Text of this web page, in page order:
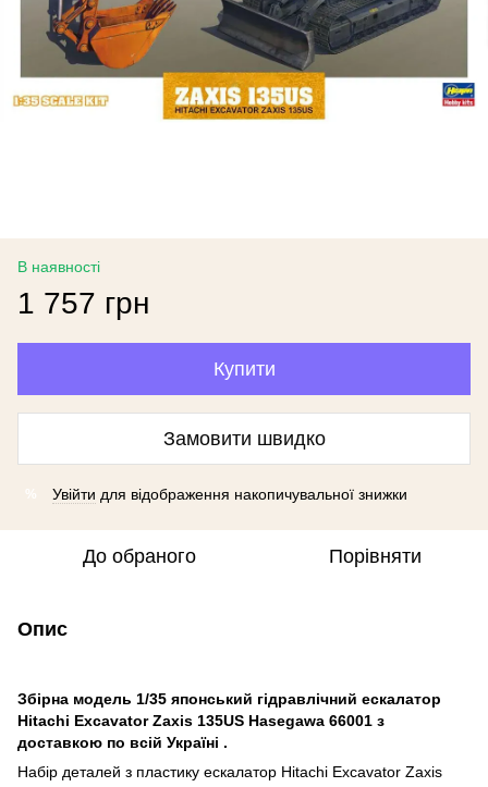
В наявності
1 757 грн
Купити
Замовити швидко
% Увійти для відображення накопичувальної знижки
До обраного Порівняти
Опис
Збірна модель 1/35 японський гідравлічний ескалатор
Hitachi Excavator Zaxis 135US Hasegawa 66001 з
доставкою по всій Україні .
Набір деталей з пластику ескалатор Hitachi Excavator Zaxis